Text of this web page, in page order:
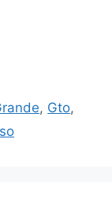
, Gto,